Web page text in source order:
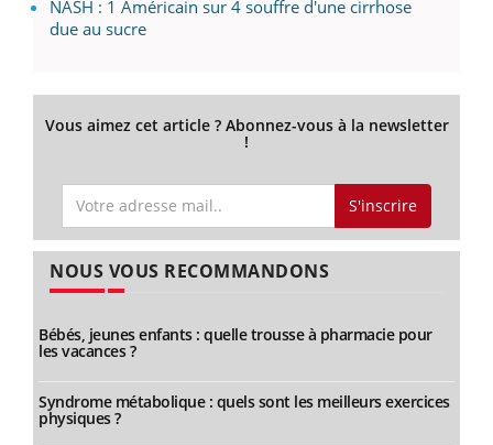
NASH : 1 Américain sur 4 souffre d'une cirrhose
due au sucre
Vous aimez cet article ? Abonnez-vous à la newsletter
!
S'inscrire
NOUS VOUS RECOMMANDONS
Bébés, jeunes enfants : quelle trousse à pharmacie pour
les vacances ?
Syndrome métabolique : quels sont les meilleurs exercices
physiques ?